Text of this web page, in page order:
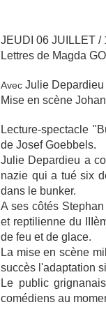
JEUDI 06 JUILLET /
Lettres de Magda
Avec Julie
Mise en scène
Lecture-spectacle
de Josef Goebbels.
Julie Depardieu a
nazie qui a tué six
dans le bunker.
A ses côtés
et reptilienne du
de feu et de glace.
La mise en scène
succès l'adaptation
Le public
comédiens au